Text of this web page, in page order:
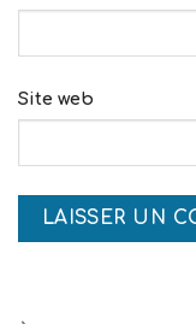
Site web